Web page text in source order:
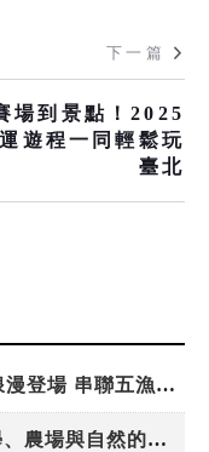
下一篇
場到景點！2025
遊程一同輕鬆玩
臺北
「東北角外澳月夜」8/22-8/23浪漫登場 串聯五漁村、音樂、市集、火舞與慢旅共度夏夜
嘉義鹿草夏日探索趣！結合科學、農場與自然的親子小旅行